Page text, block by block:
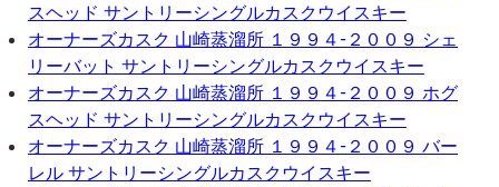
スヘッド サントリーシングルカスクウイスキー
オーナーズカスク 山崎蒸溜所 １９９４-２００９ シェ
リーバット サントリーシングルカスクウイスキー
オーナーズカスク 山崎蒸溜所 １９９４-２００９ ホグ
スヘッド サントリーシングルカスクウイスキー
オーナーズカスク 山崎蒸溜所 １９９４-２００９ バー
レル サントリーシングルカスクウイスキー